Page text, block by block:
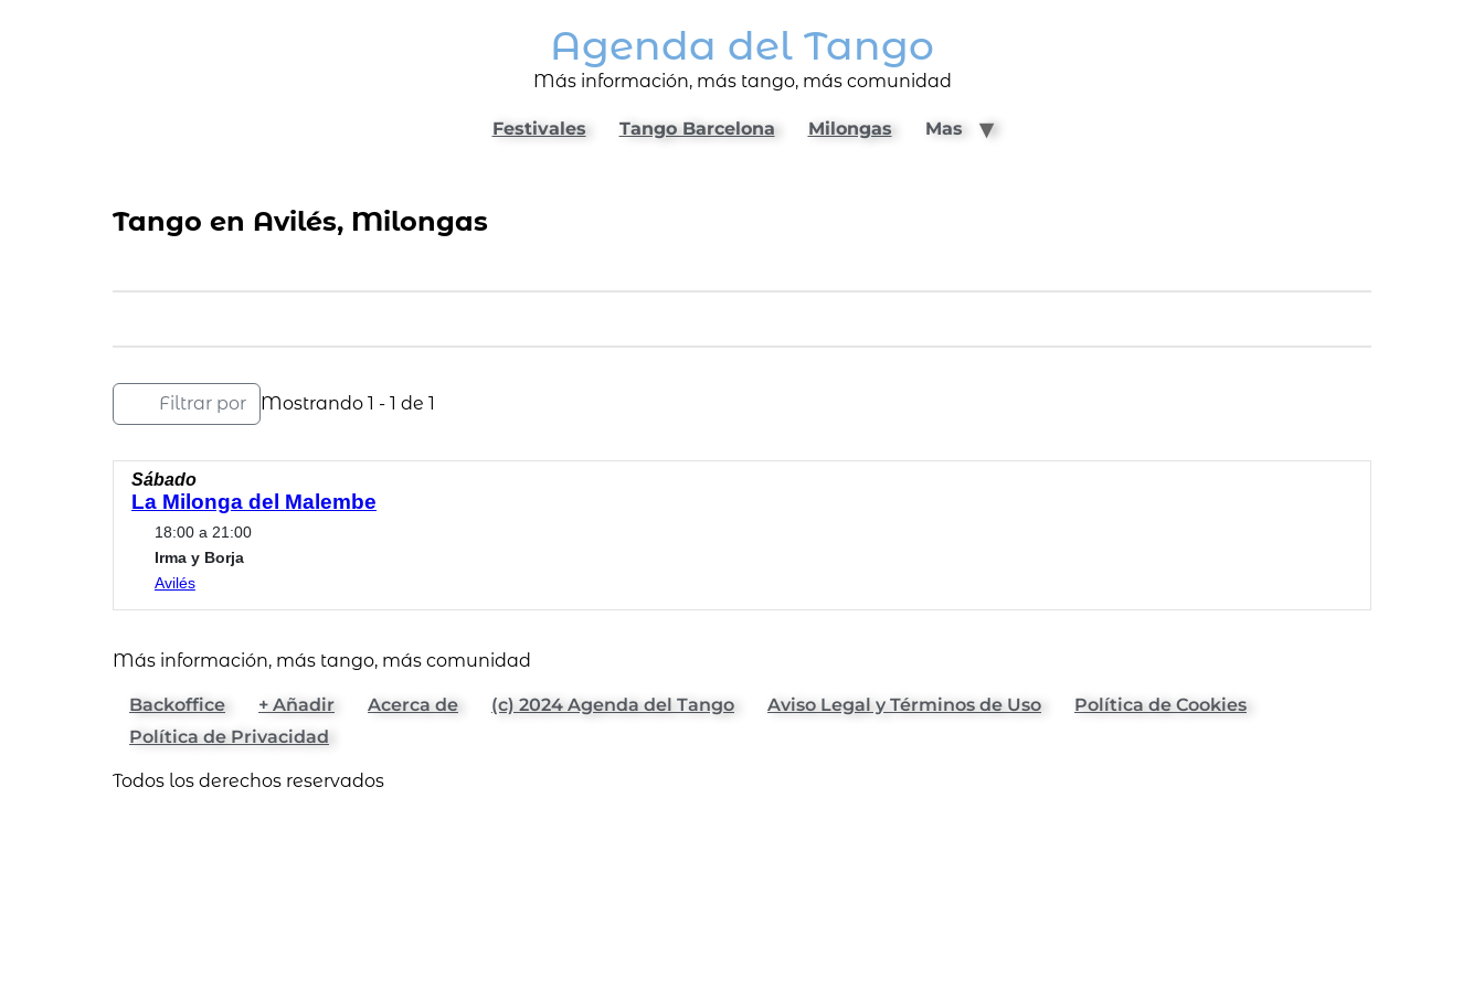
Agenda del Tango
Más información, más tango, más comunidad
Festivales Tango Barcelona Milongas Mas
Tango en Avilés, Milongas
Filtrar por Mostrando 1 - 1 de 1
Sábado
La Milonga del Malembe
18:00 a 21:00
Irma y Borja
Avilés
Más información, más tango, más comunidad
Backoffice + Añadir Acerca de (c) 2024 Agenda del Tango Aviso Legal y Términos de Uso
Política de Cookies
Política de Privacidad
Todos los derechos reservados